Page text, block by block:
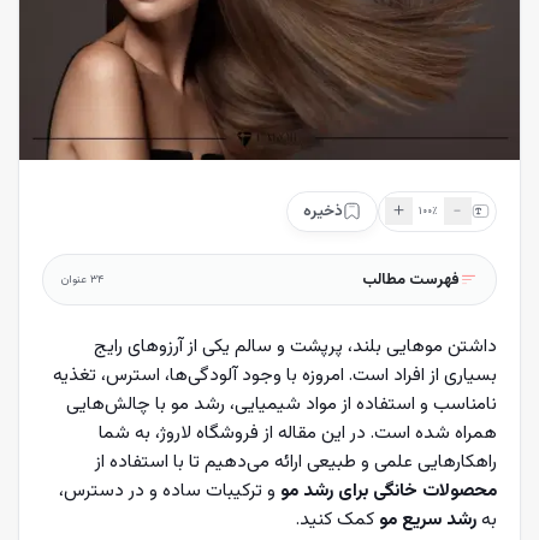
﹣ ۱۰۰٪ ＋ ذخیره
فهرست مطالب ۳۴ عنوان
داشتن موهایی بلند، پرپشت و سالم یکی از آرزوهای رایج
بسیاری از افراد است. امروزه با وجود آلودگی‌ها، استرس، تغذیه
نامناسب و استفاده از مواد شیمیایی، رشد مو با چالش‌هایی
همراه شده است. در این مقاله از فروشگاه لاروژ، به شما
راهکارهایی علمی و طبیعی ارائه می‌دهیم تا با استفاده از
محصولات خانگی برای رشد مو و ترکیبات ساده و در دسترس،
بهرشد سریع مو کمک کنید.